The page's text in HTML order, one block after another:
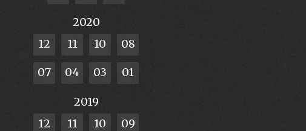
2020
12
11 10 08
07 04 03 01
2019
12
11 10 09